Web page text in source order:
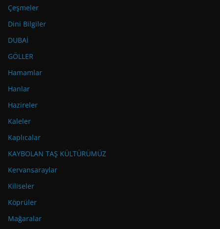
Çeşmeler
Dini Bilgiler
DUBAİ
GÖLLER
Hamamlar
Hanlar
Hazireler
Kaleler
Kaplıcalar
KAYBOLAN TAŞ KÜLTÜRÜMÜZ
Kervansaraylar
Kiliseler
Köprüler
Mağaralar